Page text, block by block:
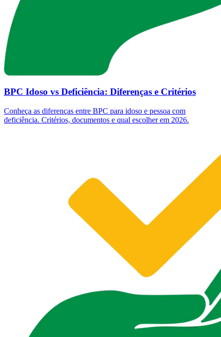
BPC Idoso vs Deficiência: Diferenças e Critérios
Conheça as diferenças entre BPC para idoso e pessoa com
deficiência. Critérios, documentos e qual escolher em 2026.